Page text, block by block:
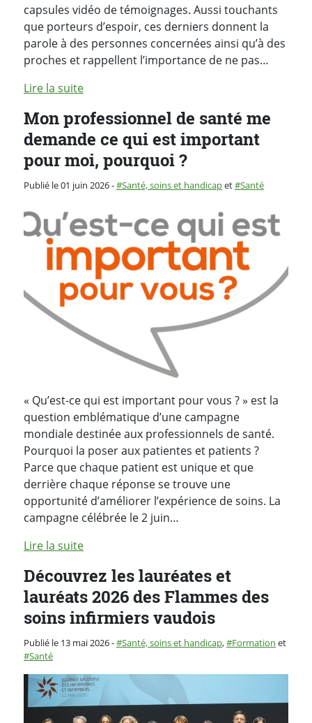
capsules vidéo de témoignages. Aussi touchants
que porteurs d’espoir, ces derniers donnent la
parole à des personnes concernées ainsi qu’à des
proches et rappellent l’importance de ne pas…
Lire la suite
Mon professionnel de santé me
demande ce qui est important
pour moi, pourquoi ?
Publié le 01 juin 2026-Catégorie :
Santé, soins et handicapet Santé
« Qu’est-ce qui est important pour vous ? » est la
question emblématique d’une campagne
mondiale destinée aux professionnels de santé.
Pourquoi la poser aux patientes et patients ?
Parce que chaque patient est unique et que
derrière chaque réponse se trouve une
opportunité d’améliorer l’expérience de soins. La
campagne célébrée le 2 juin…
Lire la suite
Découvrez les lauréates et
lauréats 2026 des Flammes des
soins infirmiers vaudois
Publié le 13 mai 2026-Catégorie :
Santé, soins et handicap, Formation et
Santé